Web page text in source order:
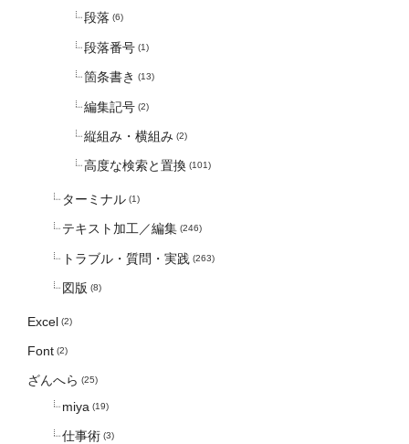
段落 (6)
段落番号 (1)
箇条書き (13)
編集記号 (2)
縦組み・横組み (2)
高度な検索と置換 (101)
ターミナル (1)
テキスト加工／編集 (246)
トラブル・質問・実践 (263)
図版 (8)
Excel (2)
Font (2)
ざんへら (25)
miya (19)
仕事術 (3)